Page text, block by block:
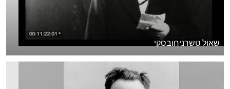
שאול טשרניחובסקי